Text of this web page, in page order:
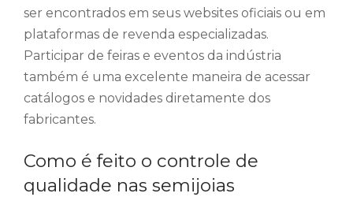
ser encontrados em seus websites oficiais ou em
plataformas de revenda especializadas.
Participar de feiras e eventos da indústria
também é uma excelente maneira de acessar
catálogos e novidades diretamente dos
fabricantes.
Como é feito o controle de
qualidade nas semijoias